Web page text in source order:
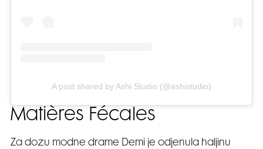
A post shared by Ashi Studio (@ashistudio)
Matières Fécales
Za dozu modne drame Demi je odjenula haljinu